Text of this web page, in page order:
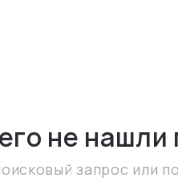
не нашли
запрос или